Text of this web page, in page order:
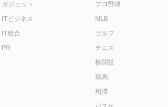
ガジェット
ITビジネス
IT総合
PR
プロ野球
MLB
ゴルフ
テニス
格闘技
競馬
相撲